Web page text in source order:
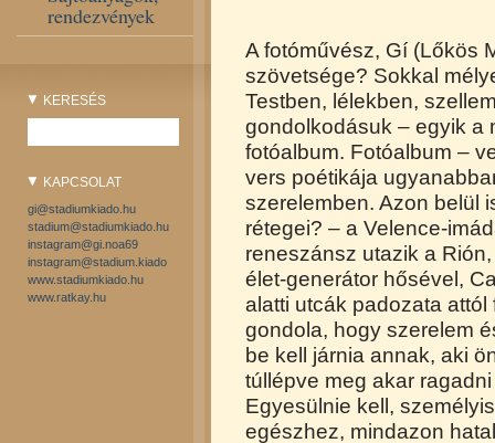
rendezvények
KERESÉS
KAPCSOLAT
gi@stadiumkiado.hu
stadium@stadiumkiado.hu
instagram@gi.noa69
instagram@stadium.kiado
www.stadiumkiado.hu
www.ratkay.hu
A fotóművész, Gí (Lőkös
szövetsége? Sokkal
Testben, lélekben,
gondolkodásuk – egyik a
fotóalbum. Fotóalbum –
vers poétikája
szerelemben. Azon belül
rétegei? – a Velence-
reneszánsz utazik a
élet-generátor hősével,
alatti utcák padozata
gondola, hogy szerelem
be kell járnia annak, aki
túllépve meg akar
Egyesülnie kell,
egészhez, mindazon